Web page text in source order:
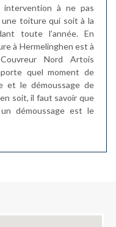
à ne pas
toiture qui soit à la
toute l’année. En
à Hermelinghen est à
Nord Artois
quel moment de
et le démoussage de
soit, il faut savoir que
démoussage est le